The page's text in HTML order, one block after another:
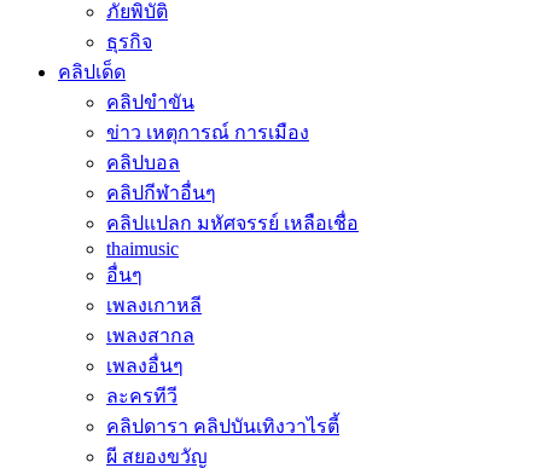
ภัยพิบัติ
ธุรกิจ
คลิปเด็ด
คลิปขำขัน
ข่าว เหตุการณ์ การเมือง
คลิปบอล
คลิปกีฬาอื่นๆ
คลิปแปลก มหัศจรรย์ เหลือเชื่อ
thaimusic
อื่นๆ
เพลงเกาหลี
เพลงสากล
เพลงอื่นๆ
ละครทีวี
คลิปดารา คลิปบันเทิงวาไรตี้
ผี สยองขวัญ